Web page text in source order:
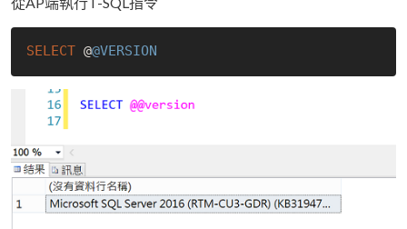
SELECT @@VERSION